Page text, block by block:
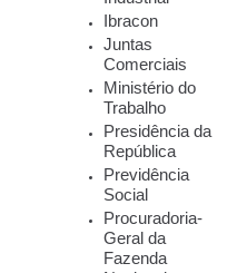
Ibracon
Juntas
Comerciais
Ministério do
Trabalho
Presidência da
República
Previdência
Social
Procuradoria-
Geral da
Fazenda